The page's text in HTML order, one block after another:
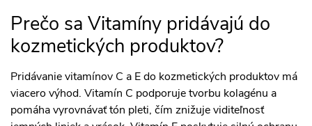
Prečo sa Vitamíny pridávajú do
kozmetických produktov?
Pridávanie vitamínov C a E do kozmetických produktov má
viacero výhod. Vitamín C podporuje tvorbu kolagénu a
pomáha vyrovnávať tón pleti, čím znižuje viditeľnosť